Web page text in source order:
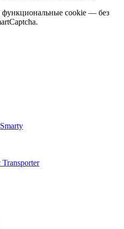
cookie — без